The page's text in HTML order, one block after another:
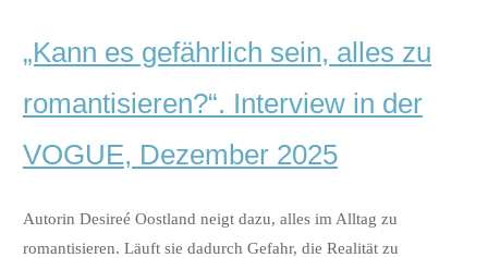
„Kann es gefährlich sein, alles zu
romantisieren?“. Interview in der
VOGUE, Dezember 2025
Autorin Desireé Oostland neigt dazu, alles im Alltag zu
romantisieren. Läuft sie dadurch Gefahr, die Realität zu